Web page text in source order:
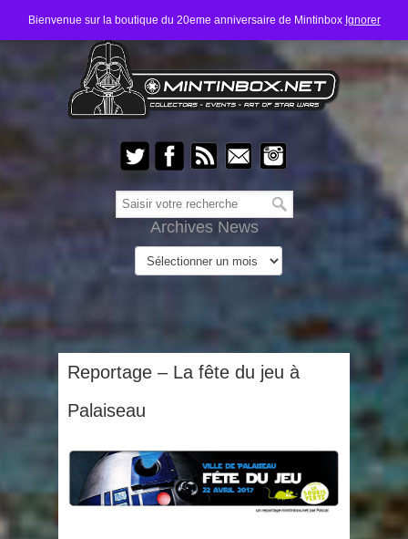
Bienvenue sur la boutique du 20eme anniversaire de Mintinbox Ignorer
Archives News
Reportage – La fête du jeu à
Palaiseau